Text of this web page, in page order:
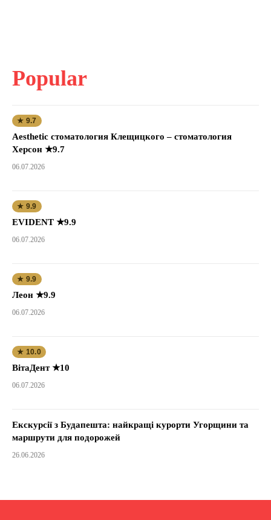
Popular
★ 9.7
Aesthetic стоматология Клещицкого – стоматология
Херсон ★9.7
06.07.2026
★ 9.9
EVIDENT ★9.9
06.07.2026
★ 9.9
Леон ★9.9
06.07.2026
★ 10.0
ВітаДент ★10
06.07.2026
Екскурсії з Будапешта: найкращі курорти Угорщини та
маршрути для подорожей
26.06.2026